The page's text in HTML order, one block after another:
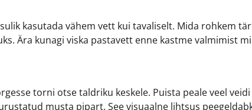
kasutada vähem vett kui tavaliselt. Mida rohkem
Ära kunagi viska pastavett enne kastme valmimist
torni otse taldriku keskele. Puista peale veel veidi
musta pipart. See visuaalne lihtsus